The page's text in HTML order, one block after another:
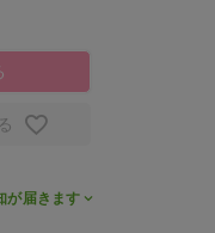
が届きます